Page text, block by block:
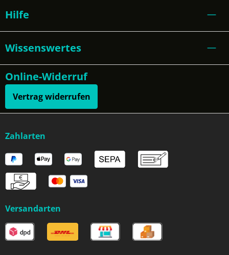
Hilfe
Wissenswertes
Online-Widerruf
Vertrag widerrufen
Zahlarten
Versandarten